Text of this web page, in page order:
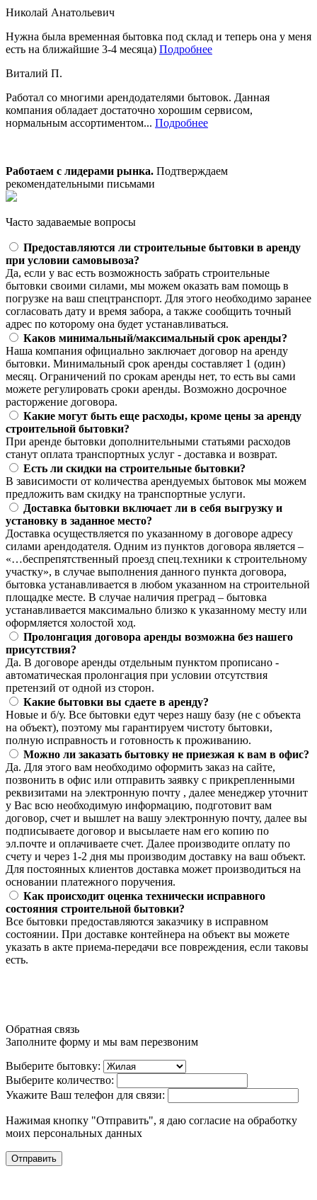
Николай Анатольевич
Нужна была временная бытовка под склад и теперь она у меня
есть на ближайшие 3-4 месяца) Подробнее
Виталий П.
Работал со многими арендодателями бытовок. Данная
компания обладает достаточно хорошим сервисом,
нормальным ассортиментом... Подробнее
Работаем с лидерами рынка. Подтверждаем
рекомендательными письмами
Часто задаваемые вопросы
Предоставляются ли строительные бытовки в аренду
при условии самовывоза?
Да, если у вас есть возможность забрать строительные
бытовки своими силами, мы можем оказать вам помощь в
погрузке на ваш спецтранспорт. Для этого необходимо заранее
согласовать дату и время забора, а также сообщить точный
адрес по которому она будет устанавливаться.
Каков минимальный/максимальный срок аренды?
Наша компания официально заключает договор на аренду
бытовки. Минимальный срок аренды составляет 1 (один)
месяц. Ограничений по срокам аренды нет, то есть вы сами
можете регулировать сроки аренды. Возможно досрочное
расторжение договора.
Какие могут быть еще расходы, кроме цены за аренду
строительной бытовки?
При аренде бытовки дополнительными статьями расходов
станут оплата транспортных услуг - доставка и возврат.
Есть ли скидки на строительные бытовки?
В зависимости от количества арендуемых бытовок мы можем
предложить вам скидку на транспортные услуги.
Доставка бытовки включает ли в себя выгрузку и
установку в заданное место?
Доставка осуществляется по указанному в договоре адресу
силами арендодателя. Одним из пунктов договора является –
«…беспрепятственный проезд спец.техники к строительному
участку», в случае выполнения данного пункта договора,
бытовка устанавливается в любом указанном на строительной
площадке месте. В случае наличия преград – бытовка
устанавливается максимально близко к указанному месту или
оформляется холостой ход.
Пролонгация договора аренды возможна без нашего
присутствия?
Да. В договоре аренды отдельным пунктом прописано -
автоматическая пролонгация при условии отсутствия
претензий от одной из сторон.
Какие бытовки вы сдаете в аренду?
Новые и б/у. Все бытовки едут через нашу базу (не с объекта
на объект), поэтому мы гарантируем чистоту бытовки,
полную исправность и готовность к проживанию.
Можно ли заказать бытовку не приезжая к вам в офис?
Да. Для этого вам необходимо оформить заказ на сайте,
позвонить в офис или отправить заявку с прикрепленными
реквизитами на электронную почту , далее менеджер уточнит
у Вас всю необходимую информацию, подготовит вам
договор, счет и вышлет на вашу электронную почту, далее вы
подписываете договор и высылаете нам его копию по
эл.почте и оплачиваете счет. Далее производите оплату по
счету и через 1-2 дня мы производим доставку на ваш объект.
Для постоянных клиентов доставка может производиться на
основании платежного поручения.
Как происходит оценка технически исправного
состояния строительной бытовки?
Все бытовки предоставляются заказчику в исправном
состоянии. При доставке контейнера на объект вы можете
указать в акте приема-передачи все повреждения, если таковы
есть.
Обратная связь
Заполните форму и мы вам перезвоним
Выберите бытовку:
Выберите количество:
Укажите Ваш телефон для связи:
Нажимая кнопку "Отправить", я даю согласие на обработку
моих персональных данных
Отправить